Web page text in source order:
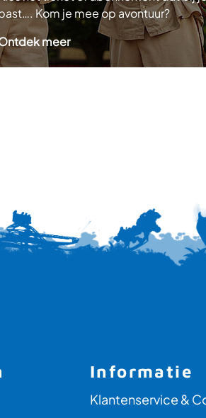
Kom je mee op avontuur?
meer: Entree
Informatie
Klantenservice &